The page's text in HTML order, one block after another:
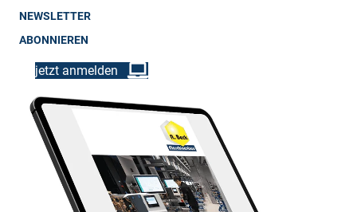
NEWSLETTER
ABONNIEREN
jetzt anmelden